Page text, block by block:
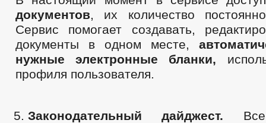
документов, их количество
Сервис помогает создавать,
документы в одном месте,
нужные электронные бланки,
профиля пользователя.
Законодательный дайджест. Все